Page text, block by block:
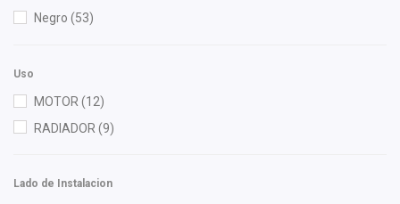
Negro (53)
Uso
MOTOR (12)
RADIADOR (9)
Lado de Instalacion